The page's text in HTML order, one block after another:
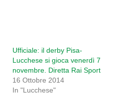
Ufficiale: il derby Pisa-
Lucchese si gioca venerdì 7
novembre. Diretta Rai Sport
16 Ottobre 2014
In "Lucchese"